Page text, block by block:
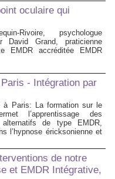
oculaire qui
Rivoire, psychologue
David Grand, praticienne
EMDR accréditée EMDR
- Intégration par
à Paris: La formation sur le
l’apprentissage des
alternatifs de type EMDR,
l’hypnose éricksonienne et
de notre
et EMDR Intégrative,